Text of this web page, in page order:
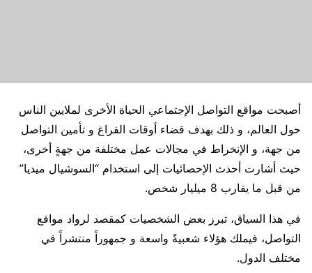
أصبحت مواقع التواصل الإجتماعي الحياة الأخرى لملايين الناس
حول العالم، و ذلك بهدف قضاء أوقات الفراغ و تأمين التواصل
من جهة، و الإنخراط في مجالات عمل مختلفة من جهةٍ أخرى،
حيث أشارت أحدث الإحصائيات إلى استخدام “السوشيال ميديا”
من قبل ما يقارب 8 ميليار شخص.
في هذا السياق، تبرز بعض الشخصيات كمقصد لرواد مواقع
التواصل، فيملك هؤلاء شعبيةً واسعة و جمهوراً منتشراً في
مختلف الدول.